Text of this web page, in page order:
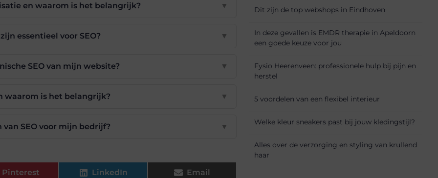
en waarom is het belangrijk? ▼
essentieel voor SEO? ▼
SEO van mijn website? ▼
waarom is het belangrijk? ▼
SEO voor mijn bedrijf? ▼
Pinterest LinkedIn Email
Dit zijn de top webshops in Eindhoven
In deze gevallen is EMDR therapie in Apeldoorn
een goede keuze voor jou
Fysio Heerenveen: professionele hulp bij pijn en
herstel
5 voordelen van een flexibel interieur
Welke kleur sneakers past bij jouw kledingstijl?
Alles over de verzorging en styling van krullend
haar